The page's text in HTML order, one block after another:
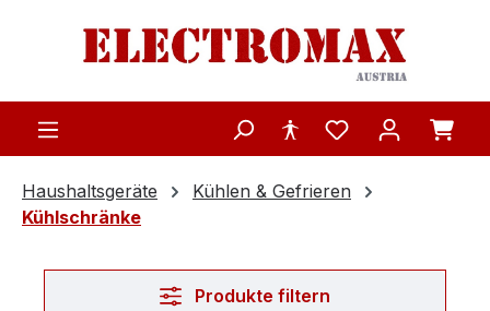
Zum Hauptinhalt springen
Haushaltsgeräte
Kühlen & Gefrieren
Kühlschränke
Produkte filtern